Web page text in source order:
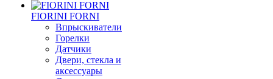
FIORINI FORNI
Впрыскиватели
Горелки
Датчики
Двери, стекла и
аксессуары